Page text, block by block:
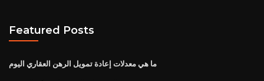
Featured Posts
ما هي معدلات إعادة تمويل الرهن العقاري اليوم